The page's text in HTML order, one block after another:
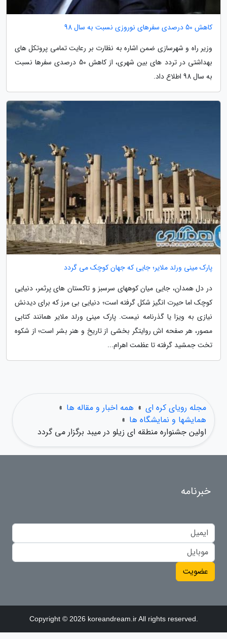
کاهش 50 درصدی سفرهای نوروزی نسبت به سال 98
وزیر راه و شهرسازی ضمن اشاره به نظارت بر رعایت تمامی پروتکل های
بهداشتی در تردد های بین شهری، از کاهش 50 درصدی سفرها نسبت
به سال 98 اطلاع داد.
پارک مینی ورلد ملایر؛ جایی که جهان کوچک می گردد
در دل همدان، جایی میان کوههای سرسبز و تاکستان های پرثمر، دنیایی
کوچک اما حیرت انگیز شکل گرفته است؛ دنیایی بی مرز که برای دیدنش
نیازی به ویزا یا گذرنامه نیست. پارک مینی ورلد ملایر همانند کتابی
مصور، هر صفحه اش روایتگر بخشی از تاریخ و هنر بشر است؛ از شکوه
تخت جمشید گرفته تا عظمت اهرام...
مجله رویای کره ای » همه اخبار و مقاله ها »
همایشها و نمایشگاه ها »
اولین جشنواره منطقه ای زیلو در میبد برگزار می گردد
خبرنامه
عضویت
Copyright © 2026 koreandream.ir All rights reserved.